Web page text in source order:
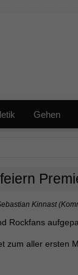
Gehen
Kinnast
Rockfans
zum aller ersten